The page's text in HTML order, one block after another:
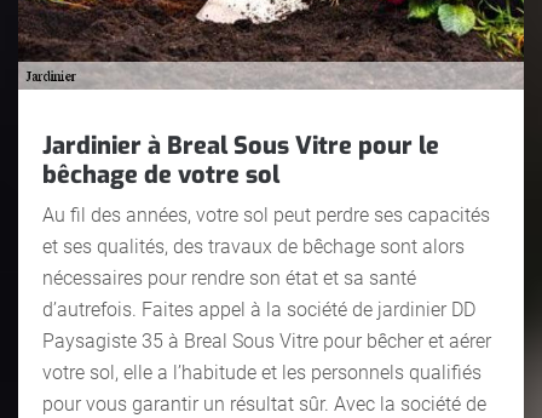
Jardinier à Breal Sous Vitre pour le
bêchage de votre sol
Au fil des années, votre sol peut perdre ses capacités
et ses qualités, des travaux de bêchage sont alors
nécessaires pour rendre son état et sa santé
d’autrefois. Faites appel à la société de jardinier DD
Paysagiste 35 à Breal Sous Vitre pour bêcher et aérer
votre sol, elle a l’habitude et les personnels qualifiés
pour vous garantir un résultat sûr. Avec la société de